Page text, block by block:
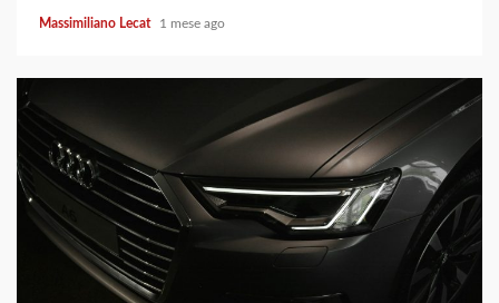
Massimiliano Lecat 1 mese ago